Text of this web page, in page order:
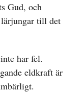
Gud, och
till det
har fel.
eldkraft är